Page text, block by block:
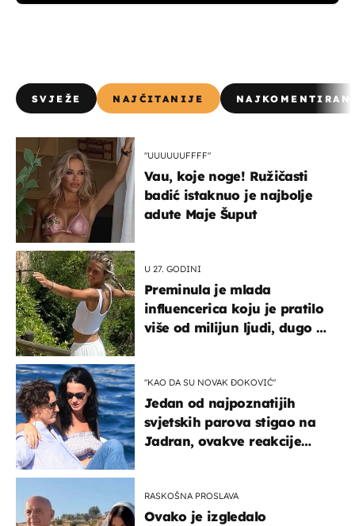
SVJEŽE NAJČITANIJE
"UUUUUUFFFF"
Vau, koje noge! Ružičasti
badić istaknuo je najbolje
adute Maje Šuput
U 27. GODINI
Preminula je mlada
influencerica koju je pratilo
više od milijun ljudi, dugo se
"KAO DA SU NOVAK ĐOKOVIĆ"
Jedan od najpoznatijih
svjetskih parova stigao na
Jadran, ovakve reakcije
RASKOŠNA PROSLAVA
Ovako je izgledalo